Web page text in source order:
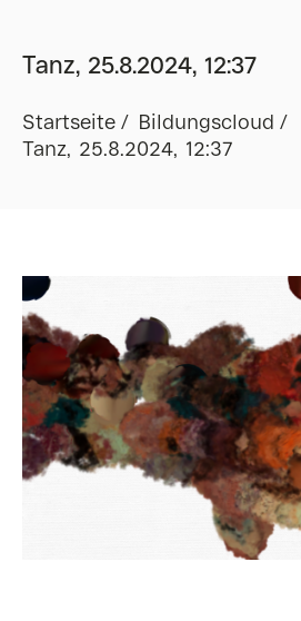
Tanz, 25.8.2024, 12:37
Startseite
Bildungscloud
Tanz, 25.8.2024, 12:37